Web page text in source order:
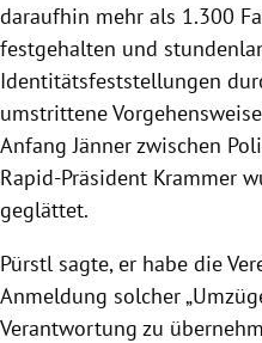
daraufhin mehr als 1.300
festgehalten und
Identitätsfeststellungen
umstrittene
Anfang Jänner zwischen
Rapid-Präsident Krammer
geglättet.
Pürstl sagte, er habe die
Anmeldung solcher
Verantwortung zu